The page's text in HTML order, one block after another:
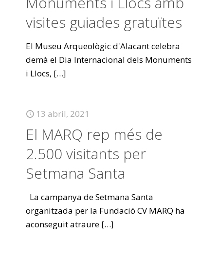
visites guiades gratuïtes
El Museu Arqueològic d'Alacant celebra
demà el Dia Internacional dels Monuments
i Llocs, […]
13 abril, 2021
El MARQ rep més de
2.500 visitants per
Setmana Santa
La campanya de Setmana Santa
organitzada per la Fundació CV MARQ ha
aconseguit atraure […]